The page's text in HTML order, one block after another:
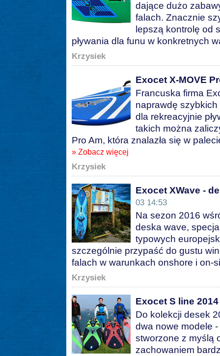
dające dużo
falach. Znacznie
lepszą kontrolę od
pływania dla funu w konkretnych
Krzysiek
Exocet X-MOVE
Francuska firma
naprawdę
dla rekreacyjnie
takich można
Pro Am, która znalazła się w
» Zobacz więcej
Krzysiek
Exocet XWave -
03 14:53
Na sezon 2016
deska wave,
typowych
szczególnie przypaść do gustu
falach w warunkach onshore i on-
Krzysiek
Exocet S line 2014
Do kolekcji desek
dwa nowe modele
stworzone z myślą
zachowaniem